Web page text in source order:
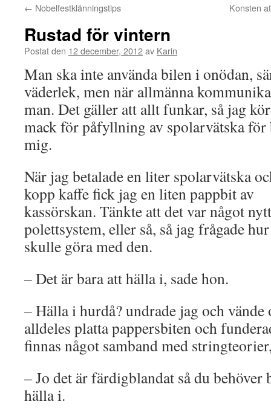
← Nobelfestklänningstips Konsten
Rustad för vintern
Postat den 12 december, 2012av Karin
Man ska inte använda bilen i onödan,
väderlek, men när allmänna
man. Det gäller att allt funkar, så jag
mack för påfyllning av spolarvätska
mig.
När jag betalade enliter spolarvätska
kopp kaffe fick jag en liten pappbit av
kassörskan. Tänkte att det var något
polettsystem, eller så, så jag frågade
skulle göra med den.
– Det är bara att hälla i, sade hon.
– Hälla i hurdå? undrade jag och vände
alldeles platta pappersbiten och
finnas något samband med
– Jo det är färdigblandat så du behöver
hälla i.